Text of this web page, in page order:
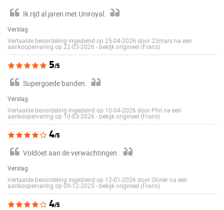
Ik rijd al jaren met Uniroyal.
Verslag
Vertaalde beoordeling ingediend op 25-04-2026 door 23mars na een
aankoopervaring op 22-03-2026 - bekijk origineel (Frans)
5/5
Supergoede banden.
Verslag
Vertaalde beoordeling ingediend op 10-04-2026 door Phil na een
aankoopervaring op 10-03-2026 - bekijk origineel (Frans)
4/5
Voldoet aan de verwachtingen.
Verslag
Vertaalde beoordeling ingediend op 12-01-2026 door Olivier na een
aankoopervaring op 09-12-2025 - bekijk origineel (Frans)
4/5